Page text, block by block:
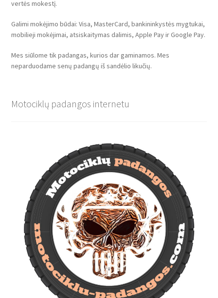
vertės mokestį.
Galimi mokėjimo būdai: Visa, MasterCard, bankininkystės mygtukai,
mobilieji mokėjimai, atsiskaitymas dalimis, Apple Pay ir Google Pay.
Mes siūlome tik padangas, kurios dar gaminamos. Mes
neparduodame senų padangų iš sandėlio likučių.
Motociklų padangos internetu